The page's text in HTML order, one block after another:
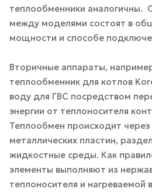
теплообменники аналогичны.
между моделями состоят в
мощности и способе
Вторичные аппараты,
теплообменник для котлов
воду для ГВС посредством
энергии от теплоносителя
Теплообмен происходит
металлических пластин,
жидкостные среды. Как
элементы выполняют из
теплоносителя и нагреваемой